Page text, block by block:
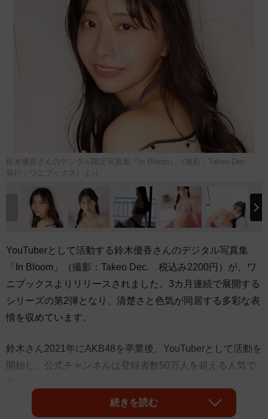
鈴木優香さんのデジタル限定写真集『In Bloom』（撮影：Takeo Dec.、
発行：ワニブックス）より
YouTuberとして活動する鈴木優香さんのデジタル写真集
「In Bloom」（撮影：Takeo Dec. 税込み2200円）が、ワ
ニブックスよりリリースされました。3カ月連続で展開する
シリーズの第2弾となり、清楚さと色気が同居する多彩な表
情を収めています。
鈴木さん2021年にAKB48を卒業後、YouTuberとして活動を
開始し、公式チャンネルは登録者数50万人を超える人気で
今作「In Bloom」では、タイトルの通り花をモチーフにし
続きを読む